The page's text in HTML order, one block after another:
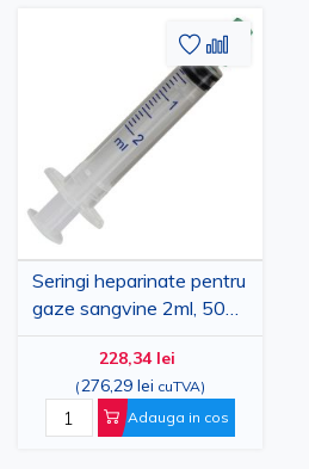
Seringi heparinate pentru
gaze sangvine 2ml, 50
buc, sterile
228,34 lei
(276,29 lei cuTVA)
Adauga in cos
Adaugati
la
Lista
Adaugati
pentru